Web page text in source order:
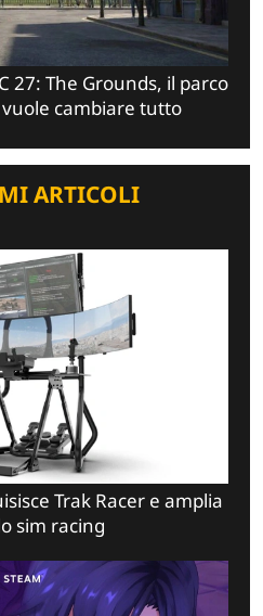
27: The Grounds, il parco
vuole cambiare tutto
ARTICOLI
Trak Racer e amplia
sim racing